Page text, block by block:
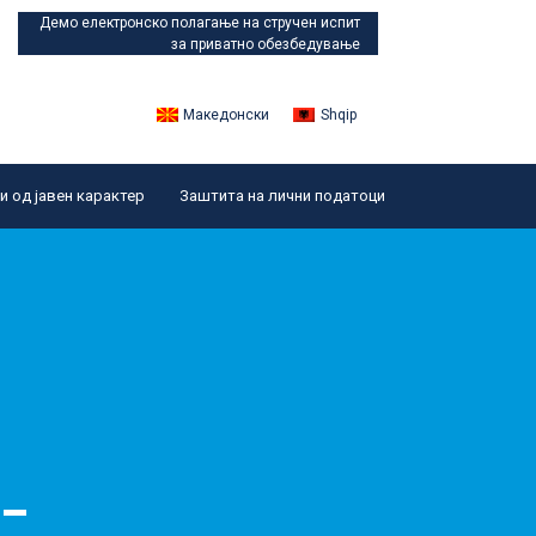
Демо електронско полагањена стручен испит
за приватно обезбедување
Македонски Shqip
од јавен карактер Заштита на лични податоци